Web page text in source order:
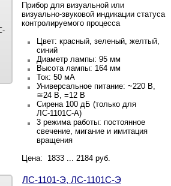
Прибор для визуальной или
визуально-звуковой индикации статуса
контролируемого процесса
Цвет: красный, зеленый, желтый,
синий
Диаметр лампы: 95 мм
Высота лампы: 164 мм
Ток: 50 мА
Универсальное питание: ~220 В,
≅24 В, =12 В
Сирена 100 дБ (только для
ЛС-1101С-А)
3 режима работы: постоянное
свечение, мигание и имитация
вращения
Цена: 1833 ... 2184 руб.
ЛС-1101-Э, ЛС-1101С-Э